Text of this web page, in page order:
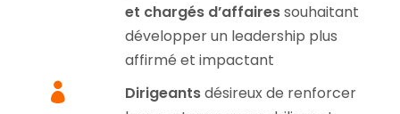
et chargés d’affairessouhaitant
développer un leadership plus
affirmé et impactant
 Dirigeantsdésireux de renforcer